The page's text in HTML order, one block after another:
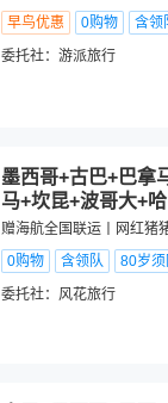
早鸟优惠
0购物
含领
委托社： 游派旅行
墨西哥+古巴+巴拿
马+坎昆+波哥大+
赠海航全国联运丨网红猪
0购物
含领队
80岁
委托社： 风花旅行